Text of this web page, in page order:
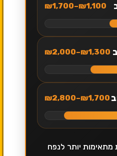
₪1,100–₪1,700
₪1,300–₪2,000
₪1,700–₪2,800
מתאימות יותר לנפח